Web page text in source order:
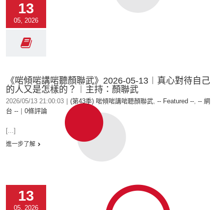
13
05, 2026
《啱傾啱講啱聽顏聯武》2026-05-13︱真心對待自己
的人又是怎樣的？︱主持：顏聯武
2026/05/13 21:00:03 (第43季) 啱傾啱講啱聽顏聯武, -- Featured --, -- 網
台 --
0條評論
[...]
進一步了解
13
05, 2026